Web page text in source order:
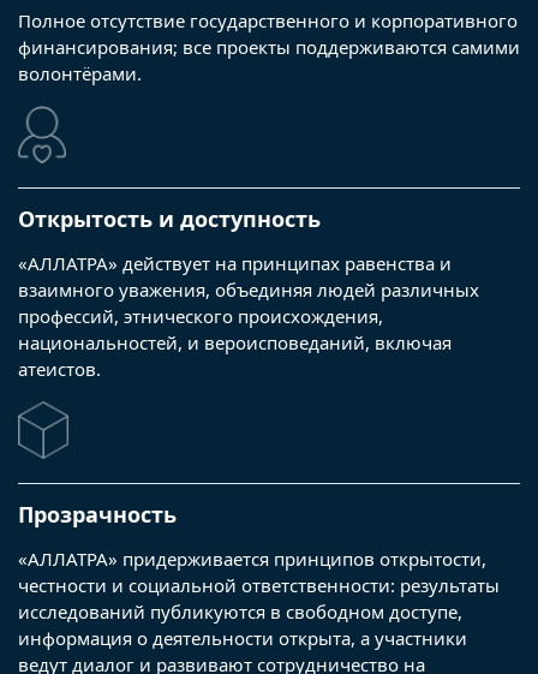
Полное отсутствие государственного и корпоративного
финансирования; все проекты поддерживаются самими
волонтёрами.
Открытость и доступность
«АЛЛАТРА» действует на принципах равенства и
взаимного уважения, объединяя людей различных
профессий, этнического происхождения,
национальностей, и вероисповеданий, включая
атеистов.
Прозрачность
«АЛЛАТРА» придерживается принципов открытости,
честности и социальной ответственности: результаты
исследований публикуются в свободном доступе,
информация о деятельности открыта, а участники
ведут диалог и развивают сотрудничество на